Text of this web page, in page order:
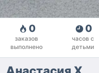
0
заказов
выполнено
0
часов с
детьми